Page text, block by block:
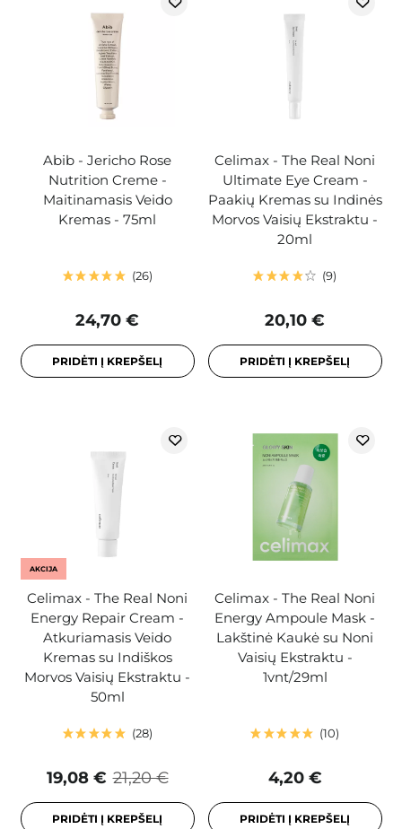
Abib - Jericho Rose
Nutrition Creme -
Maitinamasis Veido
Kremas - 75ml
26
24,70 €
PRIDĖTI Į KREPŠELĮ
Celimax - The Real Noni
Ultimate Eye Cream -
Paakių Kremas su Indinės
Morvos Vaisių Ekstraktu -
20ml
9
20,10 €
PRIDĖTI Į KREPŠELĮ
AKCIJA
Celimax - The Real Noni
Energy Repair Cream -
Atkuriamasis Veido
Kremas su Indiškos
Morvos Vaisių Ekstraktu -
50ml
28
21,20 €
19,08 €
PRIDĖTI Į KREPŠELĮ
Celimax - The Real Noni
Energy Ampoule Mask -
Lakštinė Kaukė su Noni
Vaisių Ekstraktu -
1vnt/29ml
10
4,20 €
PRIDĖTI Į KREPŠELĮ